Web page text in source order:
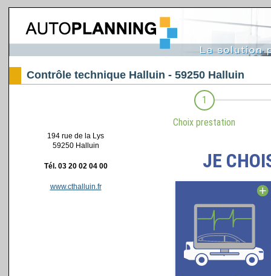
Contrôle technique Halluin - 59250 Halluin
194 rue de la Lys
59250 Halluin
Tél. 03 20 02 04 00
www.cthalluin.fr